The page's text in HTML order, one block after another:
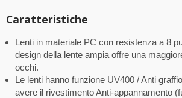
Caratteristiche
Lenti in materiale PC con resistenza a 8
design della lente ampia offre una
occhi.
Le lenti hanno funzione UV400 / Anti
avere il rivestimento Anti-appannamento